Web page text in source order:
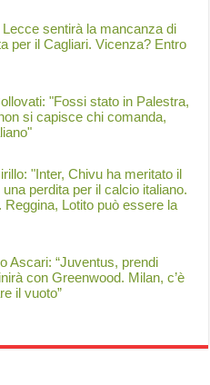
sentirà la mancanza di
per il Cagliari. Vicenza? Entro
"Fossi stato in Palestra,
si capisce chi comanda,
"Inter, Chivu ha meritato il
perdita per il calcio italiano.
Lotito può essere la
Ascari: “Juventus, prendi
con Greenwood. Milan, c’è
il vuoto”